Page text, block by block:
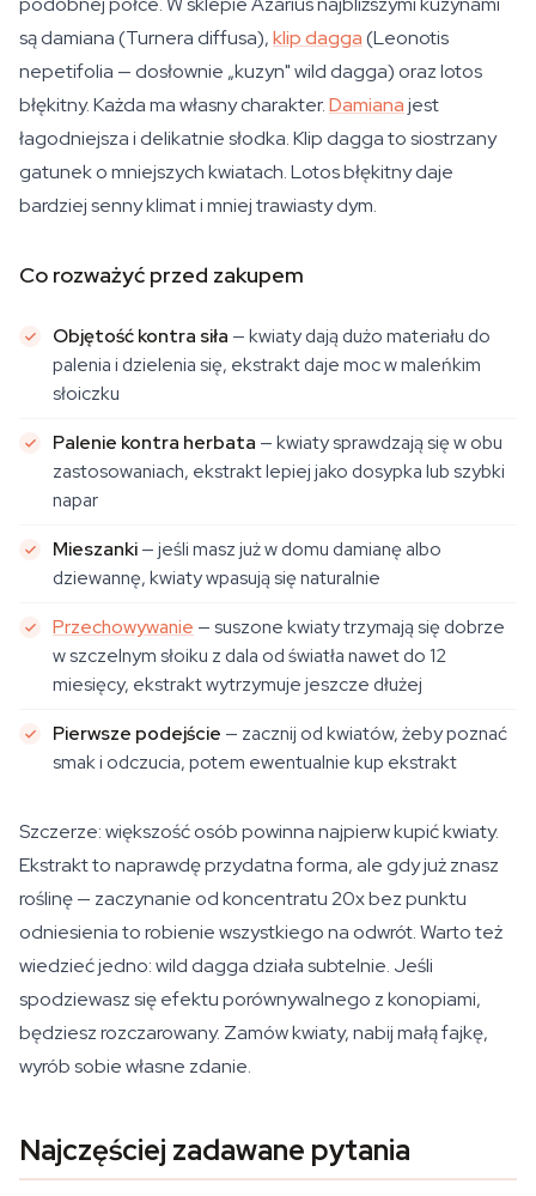
są damiana (Turnera diffusa),klip dagga(Leonotis
nepetifolia — dosłownie „kuzyn" wild dagga) oraz lotos
błękitny. Każda ma własny charakter.Damianajest
łagodniejsza i delikatnie słodka. Klip dagga to siostrzany
gatunek o mniejszych kwiatach. Lotos błękitny daje
bardziej senny klimat i mniej trawiasty dym.
Co rozważyć przed zakupem
Objętość kontra siła — kwiaty dają dużo materiału do
palenia i dzielenia się, ekstrakt daje moc w maleńkim
słoiczku
Palenie kontra herbata — kwiaty sprawdzają się w obu
zastosowaniach, ekstrakt lepiej jako dosypka lub szybki
napar
Mieszanki— jeśli masz już w domu damianę albo
dziewannę, kwiaty wpasują się naturalnie
Przechowywanie — suszone kwiaty trzymają się dobrze
w szczelnym słoiku z dala od światła nawet do 12
miesięcy, ekstrakt wytrzymuje jeszcze dłużej
Pierwsze podejście — zacznij od kwiatów, żeby poznać
smak i odczucia, potem ewentualnie kup ekstrakt
Szczerze: większość osób powinna najpierw kupić kwiaty.
Ekstrakt to naprawdę przydatna forma, ale gdy już znasz
roślinę — zaczynanie od koncentratu 20x bez punktu
odniesienia to robienie wszystkiego na odwrót. Warto też
wiedzieć jedno: wild dagga działa subtelnie. Jeśli
spodziewasz się efektu porównywalnego z konopiami,
będziesz rozczarowany. Zamów kwiaty, nabij małą fajkę,
wyrób sobie własne zdanie.
Najczęściej zadawane pytania